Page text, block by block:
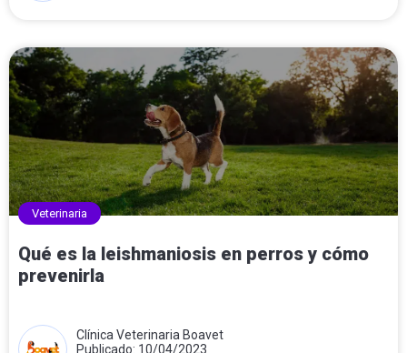
Veterinaria
Qué es la leishmaniosis en perros y cómo
prevenirla
Clínica Veterinaria Boavet
Publicado: 10/04/2023